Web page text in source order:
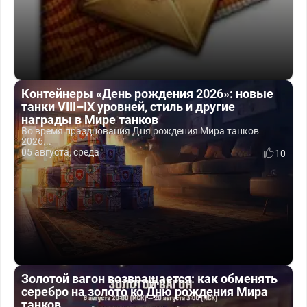
Контейнеры «День рождения 2026»: новые
танки VIII–IX уровней, стиль и другие
награды в Мире танков
Во время празднования Дня рождения Мира танков
2026...
05 августа, среда
10
Золотой вагон возвращается: как обменять
серебро на золото ко Дню рождения Мира